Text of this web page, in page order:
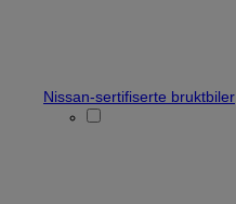
Nissan-sertifiserte bruktbiler